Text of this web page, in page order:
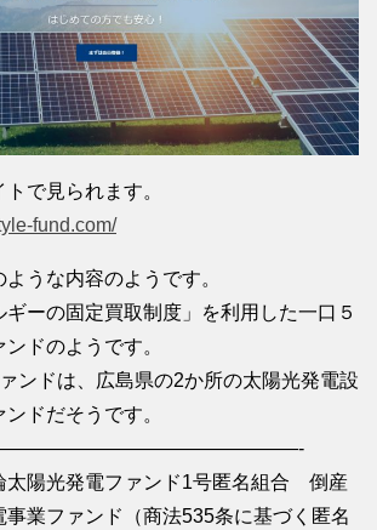
で見られます。
fund.com/
うな内容のようです。
ギーの固定買取制度」を利用した一口５
ドのようです。
ンドは、広島県の2か所の太陽光発電設
ドだそうです。
陽光発電ファンド1号匿名組合 倒産
事業ファンド（商法535条に基づく匿名